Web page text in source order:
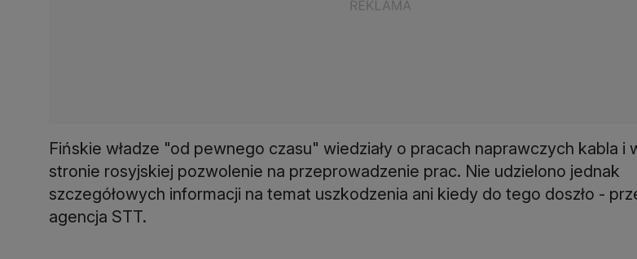
Fińskie władze "od pewnego czasu" wiedziały o pracach naprawczych kabla i
stronie rosyjskiej pozwolenie na przeprowadzenie prac. Nie udzielono jednak
szczegółowych informacji na temat uszkodzenia ani kiedy do tego doszło -
agencja STT.